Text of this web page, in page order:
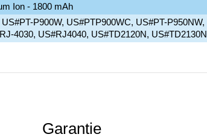
Ion - 1800 mAh
US#PT-P900W, US#PTP900WC, US#PT-
4030, US#RJ4040, US#TD2120N,
Garantie